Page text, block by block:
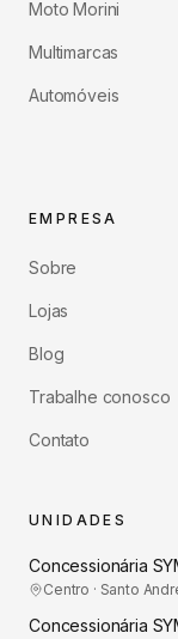
Moto Morini
Multimarcas
Automóveis
EMPRESA
Sobre
Lojas
Blog
Trabalhe conosco
Contato
UNIDADES
Concessionária
Centro · Santo
Concessionária